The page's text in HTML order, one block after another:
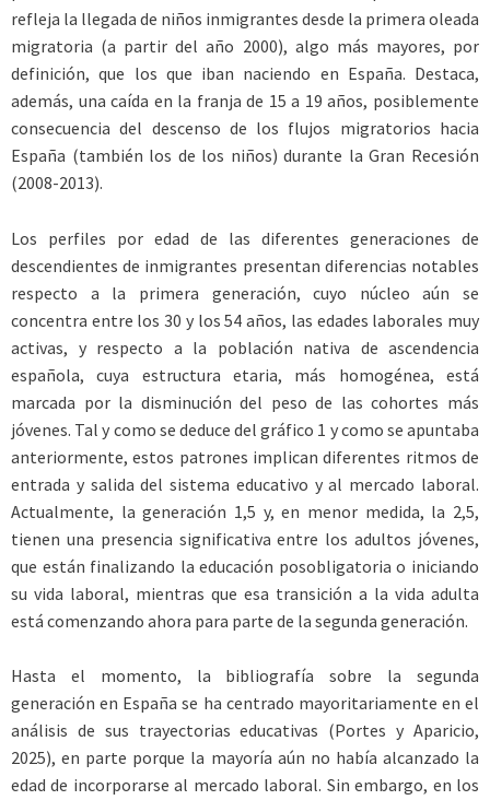
refleja la llegada de niños inmigrantes desde la primera oleada
migratoria (a partir del año 2000), algo más mayores, por
definición, que los que iban naciendo en España. Destaca,
además, una caída en la franja de 15 a 19 años, posiblemente
consecuencia del descenso de los flujos migratorios hacia
España (también los de los niños) durante la Gran Recesión
(2008-2013).
Los perfiles por edad de las diferentes generaciones de
descendientes de inmigrantes presentan diferencias notables
respecto a la primera generación, cuyo núcleo aún se
concentra entre los 30 y los 54 años, las edades laborales muy
activas, y respecto a la población nativa de ascendencia
española, cuya estructura etaria, más homogénea, está
marcada por la disminución del peso de las cohortes más
jóvenes. Tal y como se deduce del gráfico 1 y como se apuntaba
anteriormente, estos patrones implican diferentes ritmos de
entrada y salida del sistema educativo y al mercado laboral.
Actualmente, la generación 1,5 y, en menor medida, la 2,5,
tienen una presencia significativa entre los adultos jóvenes,
que están finalizando la educación posobligatoria o iniciando
su vida laboral, mientras que esa transición a la vida adulta
está comenzando ahora para parte de la segunda generación.
Hasta el momento, la bibliografía sobre la segunda
generación en España se ha centrado mayoritariamente en el
análisis de sus trayectorias educativas (Portes y Aparicio,
2025), en parte porque la mayoría aún no había alcanzado la
edad de incorporarse al mercado laboral. Sin embargo, en los